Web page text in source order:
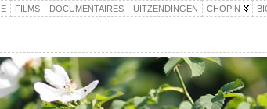
FILMS – DOCUMENTAIRES – UITZENDINGEN CHOPIN